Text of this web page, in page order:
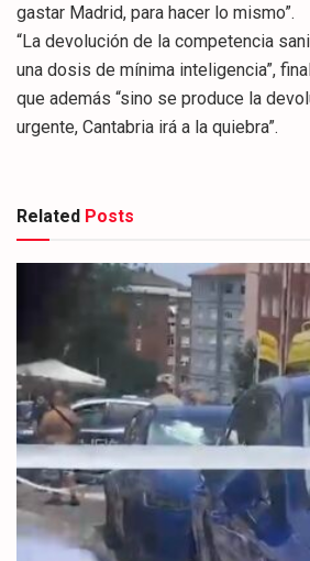
gastar Madrid, para hacer lo mismo”.
“La devolución de la competencia
una dosis de mínima inteligencia”,
que además “sino se produce la
urgente, Cantabria irá a la quiebra”.
Related Posts